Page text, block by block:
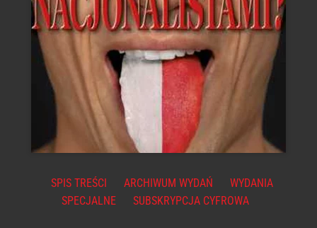
SPIS TREŚCI ARCHIWUM WYDAŃ
WYDANIA
SPECJALNE
SUBSKRYPCJA CYFROWA